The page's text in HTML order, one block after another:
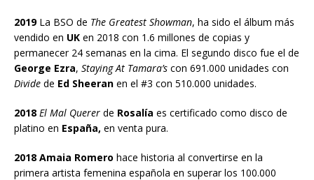
2019La BSO de The Greatest Showman, ha sido el álbum más
vendido en UK en 2018 con 1.6 millones de copias y
permanecer 24 semanas en la cima. El segundo disco fue el de
George Ezra, Staying At Tamara’s con 691.000 unidades con
Divide de Ed Sheeran en el #3 con 510.000 unidades.
2018 El Mal Querer de Rosalía es certificado como disco de
platino en España, en venta pura.
2018 Amaia Romero hace historia al convertirse en la
primera artista femenina española en superar los 100.000